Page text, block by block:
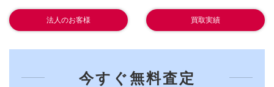
法人のお客様 買取実績
今すぐ無料査定